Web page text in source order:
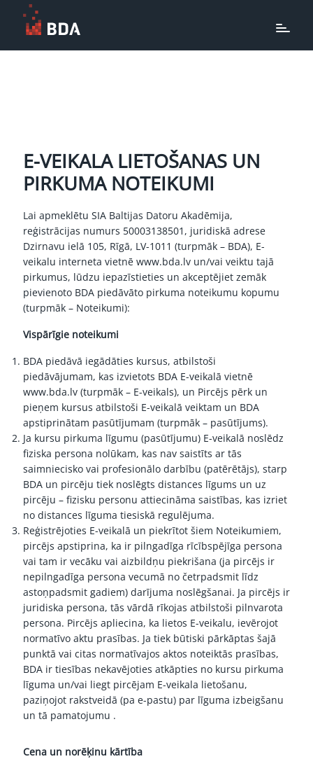
E-VEIKALA LIETOŠANAS UN
PIRKUMA NOTEIKUMI
Lai apmeklētu SIA Baltijas Datoru Akadēmija,
reģistrācijas numurs 50003138501, juridiskā adrese
Dzirnavu ielā 105, Rīgā, LV-1011 (turpmāk – BDA), E-
veikalu interneta vietnē www.bda.lv un/vai veiktu tajā
pirkumus, lūdzu iepazīstieties un akceptējiet zemāk
pievienoto BDA piedāvāto pirkuma noteikumu kopumu
(turpmāk – Noteikumi):
Vispārīgie noteikumi
BDA piedāvā iegādāties kursus, atbilstoši
piedāvājumam, kas izvietots BDA E-veikalā vietnē
www.bda.lv (turpmāk – E-veikals), un Pircējs pērk un
pieņem kursus atbilstoši E-veikalā veiktam un BDA
apstiprinātam pasūtījumam (turpmāk – pasūtījums).
Ja kursu pirkuma līgumu (pasūtījumu) E-veikalā noslēdz
fiziska persona nolūkam, kas nav saistīts ar tās
saimniecisko vai profesionālo darbību (patērētājs), starp
BDA un pircēju tiek noslēgts distances līgums un uz
pircēju – fizisku personu attiecināma saistības, kas izriet
no distances līguma tiesiskā regulējuma.
Reģistrējoties E-veikalā un piekrītot šiem Noteikumiem,
pircējs apstiprina, ka ir pilngadīga rīcībspējīga persona
vai tam ir vecāku vai aizbildņu piekrišana (ja pircējs ir
nepilngadīga persona vecumā no četrpadsmit līdz
astoņpadsmit gadiem) darījuma noslēgšanai. Ja pircējs ir
juridiska persona, tās vārdā rīkojas atbilstoši pilnvarota
persona. Pircējs apliecina, ka lietos E-veikalu, ievērojot
normatīvo aktu prasības. Ja tiek būtiski pārkāptas šajā
punktā vai citas normatīvajos aktos noteiktās prasības,
BDA ir tiesības nekavējoties atkāpties no kursu pirkuma
līguma un/vai liegt pircējam E-veikala lietošanu,
paziņojot rakstveidā (pa e-pastu) par līguma izbeigšanu
un tā pamatojumu .
Cena un norēķinu kārtība